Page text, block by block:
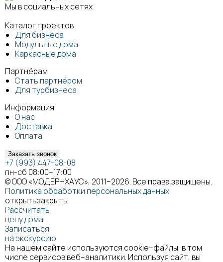
Мы в социальных сетях
Каталог проектов
Для бизнеса
Модульные дома
Каркасные дома
Партнёрам
Стать партнёром
Для турбизнеса
Информация
О нас
Доставка
Оплата
Заказать звонок
+7 (993) 447-08-08
пн-сб 08:00–17:00
© ООО «МОДЕРНХАУС», 2011–2026. Все права защищены.
Политика обработки персональных данных
открытьзакрыть
Рассчитать
цену дома
Записаться
на экскурсию
На нашем сайте используются cookie–файлы, в том
числе сервисов веб–аналитики. Используя сайт, вы